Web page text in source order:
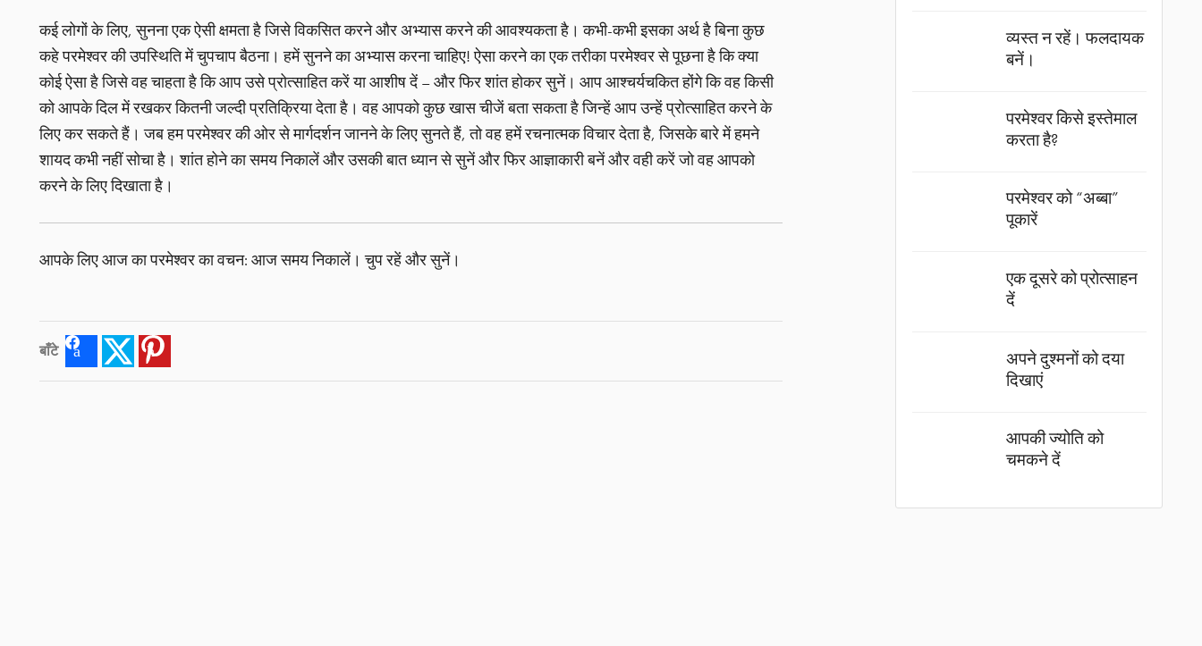
कई लोगों के लिए, सुनना एक ऐसी क्षमता है जिसे विकसित करने और अभ्यास करने की आवश्यकता है। कभी-कभी इसका अर्थ है बिना कुछ
कहे परमेश्वर की उपस्थिति में चुपचाप बैठना। हमें सुनने का अभ्यास करना चाहिए! ऐसा करने का एक तरीका परमेश्वर से पूछना है कि क्या
कोई ऐसा है जिसे वह चाहता है कि आप उसे प्रोत्साहित करें या आशीष दें – और फिर शांत होकर सुनें। आप आश्चर्यचकित होंगे कि वह किसी
को आपके दिल में रखकर कितनी जल्दी प्रतिक्रिया देता है। वह आपको कुछ खास चीजें बता सकता है जिन्हें आप उन्हें प्रोत्साहित करने के
लिए कर सकते हैं। जब हम परमेश्वर की ओर से मार्गदर्शन जानने के लिए सुनते हैं, तो वह हमें रचनात्मक विचार देता है, जिसके बारे में हमने
शायद कभी नहीं सोचा है। शांत होने का समय निकालें और उसकी बात ध्यान से सुनें और फिर आज्ञाकारी बनें और वही करें जो वह आपको
करने के लिए दिखाता है।
आपके लिए आज का परमेश्वर का वचन: आज समय निकालें। चुप रहें और सुनें।
बाँटे FacebookTwitter
व्यस्त न रहें। फलदायक
बनें।
परमेश्वर किसे इस्तेमाल
करता है?
परमेश्वर को “अब्बा”
पूकारें
एक दूसरे को प्रोत्साहन
दें
अपने दुश्मनों को दया
दिखाएं
आपकी ज्योति को
चमकने दें